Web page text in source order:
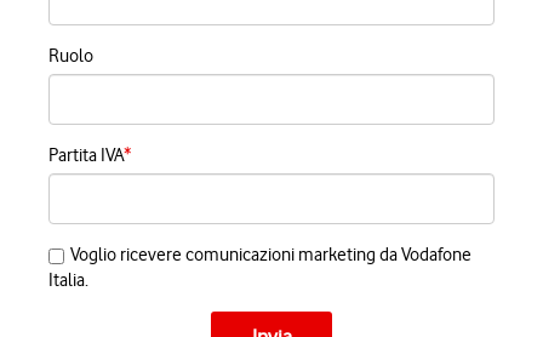
Ruolo
Partita IVA*
Voglio ricevere comunicazioni marketing da Vodafone
Italia.